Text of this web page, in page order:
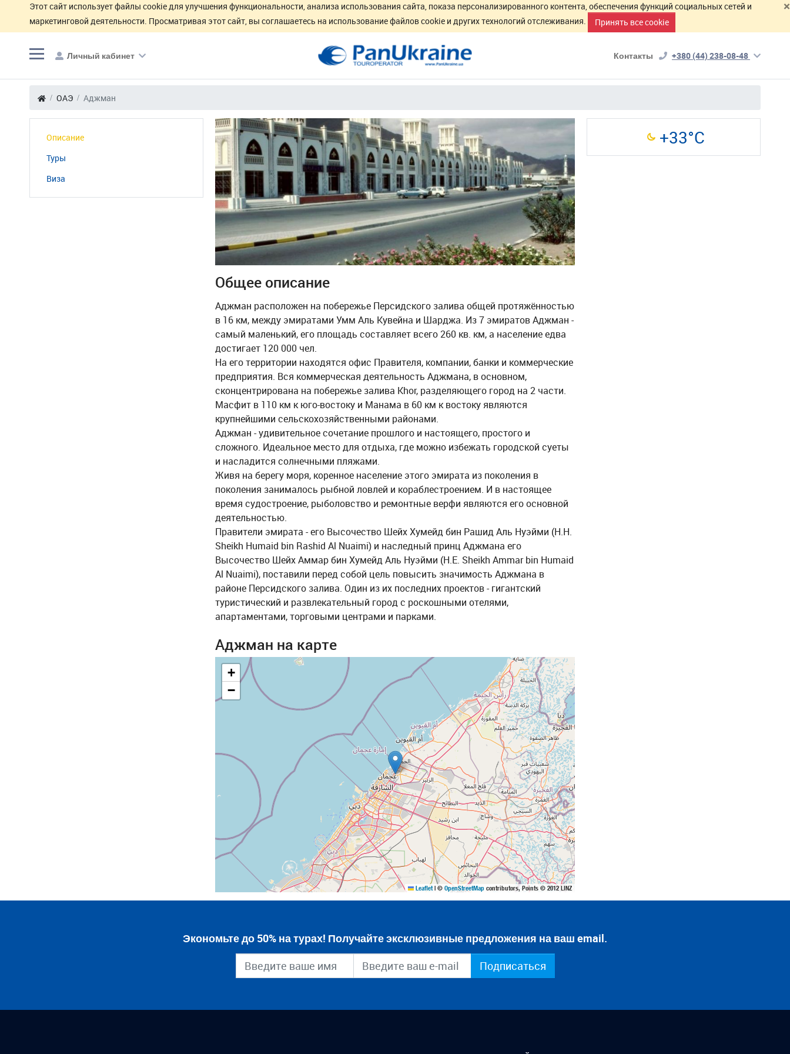
×
Этот сайт использует файлы cookie для улучшения функциональности, анализа использования сайта, показа персонализированного контента, обеспечения функций социальных сетей и
маркетинговой деятельности. Просматривая этот сайт, вы соглашаетесь на использование файлов cookie и других технологий отслеживания.
Принять все cookie
Личный кабинет Контакты +380 (44) 238-08-48
ОАЭ Аджман
Описание
Туры
Виза
Общее описание
Аджман расположен на побережье Персидского залива общей протяжённостью
в 16 км, между эмиратами Умм Аль Кувейна и Шарджа. Из 7 эмиратов Аджман -
самый маленький, его площадь составляет всего 260 кв. км, а население едва
достигает 120 000 чел.
На его территории находятся офис Правителя, компании, банки и коммерческие
предприятия. Вся коммерческая деятельность Аджмана, в основном,
сконцентрирована на побережье залива Khor, разделяющего город на 2 части.
Масфит в 110 км к юго-востоку и Манама в 60 км к востоку являются
крупнейшими сельскохозяйственными районами.
Аджман - удивительное сочетание прошлого и настоящего, простого и
сложного. Идеальное место для отдыха, где можно избежать городской суеты
и насладится солнечными пляжами.
Живя на берегу моря, коренное население этого эмирата из поколения в
поколения занималось рыбной ловлей и кораблестроением. И в настоящее
время судостроение, рыболовство и ремонтные верфи являются его основной
деятельностью.
Правители эмирата - его Высочество Шейх Хумейд бин Рашид Аль Нуэйми (H.H.
Sheikh Humaid bin Rashid Al Nuaimi) и наследный принц Аджмана его
Высочество Шейх Аммар бин Хумейд Аль Нуэйми (H.E. Sheikh Ammar bin Humaid
Al Nuaimi), поставили перед собой цель повысить значимость Аджмана в
районе Персидского залива. Один из их последних проектов - гигантский
туристический и развлекательный город с роскошными отелями,
апартаментами, торговыми центрами и парками.
Аджман на карте
+
−
Leaflet | © OpenStreetMap contributors, Points © 2012 LINZ
+33°C
Экономьте до 50% на турах! Получайте эксклюзивные предложения на ваш email.
Подписаться